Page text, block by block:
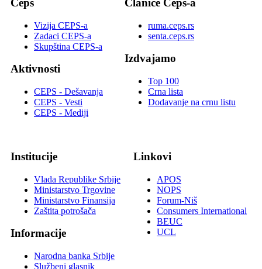
Ceps
Vizija CEPS-a
Zadaci CEPS-a
Skupština CEPS-a
Aktivnosti
CEPS - Dešavanja
CEPS - Vesti
CEPS - Mediji
Članice Ceps-a
ruma.ceps.rs
senta.ceps.rs
Izdvajamo
Top 100
Crna lista
Dodavanje na crnu listu
Institucije
Vlada Republike Srbije
Ministarstvo Trgovine
Ministarstvo Finansija
Zaštita potrošača
Informacije
Narodna banka Srbije
Službeni glasnik
Linkovi
APOS
NOPS
Forum-Niš
Consumers International
BEUC
UCL